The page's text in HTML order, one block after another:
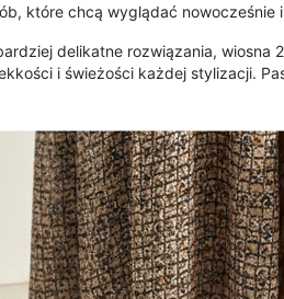
które chcą wyglądać
delikatne rozwiązania, wiosna
i świeżości każdej stylizacji.